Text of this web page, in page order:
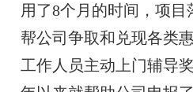
用了8个月的时间，项
帮公司争取和兑现各类
工作人员主动上门辅导